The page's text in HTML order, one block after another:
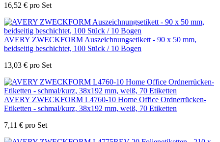
16,52 € pro Set
AVERY ZWECKFORM Auszeichnungsetikett - 90 x 50 mm,
beidseitig beschichtet, 100 Stück / 10 Bogen
13,03 € pro Set
AVERY ZWECKFORM L4760-10 Home Office Ordnerrücken-
Etiketten - schmal/kurz, 38x192 mm, weiß, 70 Etiketten
7,11 € pro Set